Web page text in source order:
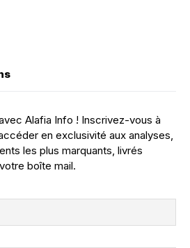
Alafia Info ! Inscrivez-vous à
en exclusivité aux analyses,
les plus marquants, livrés
boîte mail.